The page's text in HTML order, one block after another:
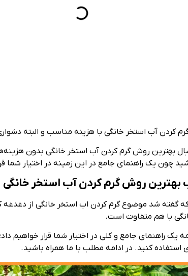
کردن آب استخر خانگی با هزینه مناسب و البته
بهترین روش گرم‌ کردن آب استخر خانگی بدون
چون یک راهنمای جامع در این زمینه در اختیار شما
بهترین روش گرم‌ کردن آب استخر خانگی
گفته شد موضوع گرم‌ کردن اب استخر خانگی از دغدغه‌
با هم متفاوت است.
یک راهنمای جامع و کلی در اختیار شما قرار خواهیم
استفاده کنید. در ادامه مطلب با ما همراه باشید.